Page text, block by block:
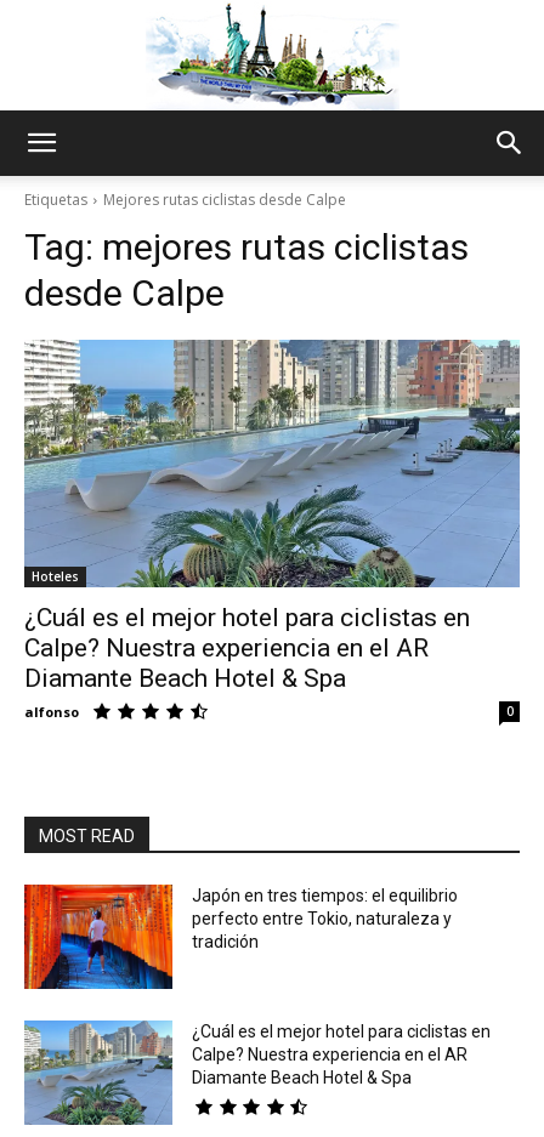
Thru
My
Etiquetas Mejores rutas ciclistas desde Calpe
Tag: mejores rutas ciclistas
desde Calpe
Hoteles
¿Cuál es el mejor hotel para ciclistas en
Calpe? Nuestra experiencia en el AR
Diamante Beach Hotel & Spa
alfonso 0
MOST READ
Japón en tres tiempos: el equilibrio
perfecto entre Tokio, naturaleza y
tradición
¿Cuál es el mejor hotel para ciclistas en
Calpe? Nuestra experiencia en el AR
Diamante Beach Hotel & Spa